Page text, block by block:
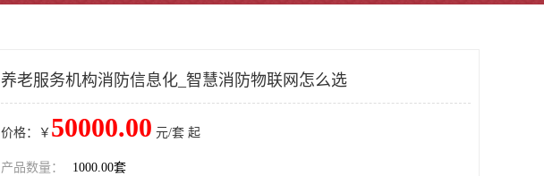
养老服务机构消防信息化_智慧消防物联网怎么选
价格：￥ 50000.00 元/套 起
产品数量： 1000.00套